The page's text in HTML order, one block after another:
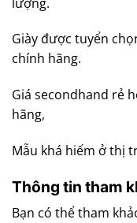
Giày được tuyển
chính hãng.
Giá secondhand rẻ
hãng,
Mẫu khá hiếm ở thị
Thông tin tham
Bạn có thể tham